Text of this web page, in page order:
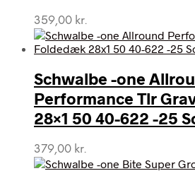
359,00 kr.
Schwalbe -one
Performance Tlr
28×1 50 40-622 -25
379,00 kr.